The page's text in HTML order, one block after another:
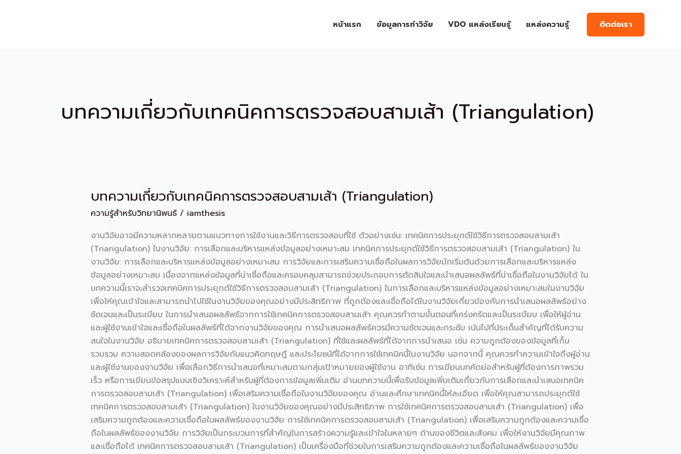
หน้าแรก ข้อมูลการทำวิจัย VDO แหล่งเรียนรู้ แหล่งความรู้ ติดต่อเรา
บทความเกี่ยวกับเทคนิคการตรวจสอบสามเส้า (Triangulation)
บทความเกี่ยวกับเทคนิคการตรวจสอบสามเส้า (Triangulation)
ความรู้สำหรับวิทยานิพนธ์/ iamthesis
งานวิจัยอาจมีความหลากหลายตามแนวทางการใช้งานและวิธีการตรวจสอบที่ใช้ ตัวอย่างเช่น: เทคนิคการประยุกต์ใช้วิธีการตรวจสอบสามเส้า
(Triangulation) ในงานวิจัย: การเลือกและบริหารแหล่งข้อมูลอย่างเหมาะสม เทคนิคการประยุกต์ใช้วิธีการตรวจสอบสามเส้า (Triangulation) ใน
งานวิจัย: การเลือกและบริหารแหล่งข้อมูลอย่างเหมาะสม การวิจัยและการเสริมความเชื่อถือในผลการวิจัยมักเริ่มต้นด้วยการเลือกและบริหารแหล่ง
ข้อมูลอย่างเหมาะสม เนื่องจากแหล่งข้อมูลที่น่าเชื่อถือและครอบคลุมสามารถช่วยประกอบการตัดสินใจและนำเสนอผลลัพธ์ที่น่าเชื่อถือในงานวิจัยได้ ใน
บทความนี้เราจะสำรวจเทคนิคการประยุกต์ใช้วิธีการตรวจสอบสามเส้า (Triangulation) ในการเลือกและบริหารแหล่งข้อมูลอย่างเหมาะสมในงานวิจัย
เพื่อให้คุณเข้าใจและสามารถนำไปใช้ในงานวิจัยของคุณอย่างมีประสิทธิภาพ ที่ถูกต้องและเชื่อถือได้ในงานวิจัยเกี่ยวข้องกับการนำเสนอผลลัพธ์อย่าง
ชัดเจนและเป็นระเบียบ ในการนำเสนอผลลัพธ์จากการใช้เทคนิคการตรวจสอบสามเส้า คุณควรทำตามขั้นตอนที่เคร่งครัดและเป็นระเบียบ เพื่อให้ผู้อ่าน
และผู้ใช้งานเข้าใจและเชื่อถือในผลลัพธ์ที่ได้จากงานวิจัยของคุณ การนำเสนอผลลัพธ์ควรมีความชัดเจนและกระชับ เน้นไปที่ประเด็นสำคัญที่ได้รับความ
สนใจในงานวิจัย อธิบายเทคนิคการตรวจสอบสามเส้า (Triangulation) ที่ใช้และผลลัพธ์ที่ได้จากการนำเสนอ เช่น ความถูกต้องของข้อมูลที่เก็บ
รวบรวม ความสอดคล้องของผลการวิจัยกับแนวคิดทฤษฎี และประโยชน์ที่ได้จากการใช้เทคนิคนี้ในงานวิจัย นอกจากนี้ คุณควรทำความเข้าใจถึงผู้อ่าน
และผู้ใช้งานของงานวิจัย เพื่อเลือกวิธีการนำเสนอที่เหมาะสมตามกลุ่มเป้าหมายของผู้ใช้งาน อาทิเช่น การเขียนบทคัดย่อสำหรับผู้ที่ต้องการภาพรวม
เร็ว หรือการเขียนข้อสรุปแบบเชิงวิเคราะห์สำหรับผู้ที่ต้องการข้อมูลเพิ่มเติม อ่านบทความนี้เพื่อรับข้อมูลเพิ่มเติมเกี่ยวกับการเลือกและนำเสนอเทคนิค
การตรวจสอบสามเส้า (Triangulation) เพื่อเสริมความเชื่อถือในงานวิจัยของคุณ อ่านและศึกษาเทคนิคนี้ให้ละเอียด เพื่อให้คุณสามารถประยุกต์ใช้
เทคนิคการตรวจสอบสามเส้า (Triangulation) ในงานวิจัยของคุณอย่างมีประสิทธิภาพ การใช้เทคนิคการตรวจสอบสามเส้า (Triangulation) เพื่อ
เสริมความถูกต้องและความเชื่อถือในผลลัพธ์ของงานวิจัย การใช้เทคนิคการตรวจสอบสามเส้า (Triangulation) เพื่อเสริมความถูกต้องและความเชื่อ
ถือในผลลัพธ์ของงานวิจัย การวิจัยเป็นกระบวนการที่สำคัญในการสร้างความรู้และเข้าใจในหลายๆ ด้านของชีวิตและสังคม เพื่อให้งานวิจัยมีคุณภาพ
และเชื่อถือได้ เทคนิคการตรวจสอบสามเส้า (Triangulation) เป็นเครื่องมือที่ช่วยในการเสริมความถูกต้องและความเชื่อถือในผลลัพธ์ของงานวิจัย
บทความ
เทคนิค
การ
ตรวจ
สอบ
สาม
เส้า
(Triangulation)